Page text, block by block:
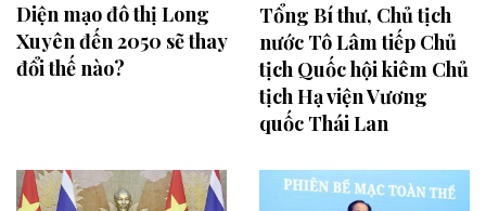
Diện mạo đô thị Long
Xuyên đến 2050 sẽ thay
đổi thế nào?
Tổng Bí thư, Chủ tịch
nước Tô Lâm tiếp Chủ
tịch Quốc hội kiêm Chủ
tịch Hạ viện Vương
quốc Thái Lan